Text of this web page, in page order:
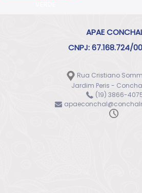
APAE
CNPJ: 67.168.724/
Rua Cristiano
Jardim Peris -
(19) 3866-